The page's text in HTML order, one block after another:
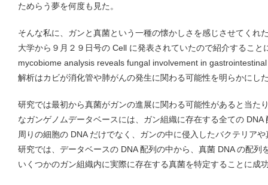
ためらう夢を何度も見た。
そんな私に、ガンと真菌という一種の懐かしさを感じさせてくれ
大学から９月２９日号の Cell に発表されていたので紹介するこ
mycobiome analysis reveals fungal involvement in
解析はカビが消化管や肺がんの発生に関わる可能性を明らかにし
研究では最初から真菌がガンの進展に関わる可能性があると当た
なガンゲノムデータベースには、ガン組織に存在する全ての
周りの細胞の DNA だけでなく、ガンの中に侵入したバクテリア
研究では、データベースの DNA 配列の中から、真菌 DNA の配列
いくつかのガン組織内に実際に存在する真菌を特定することに成